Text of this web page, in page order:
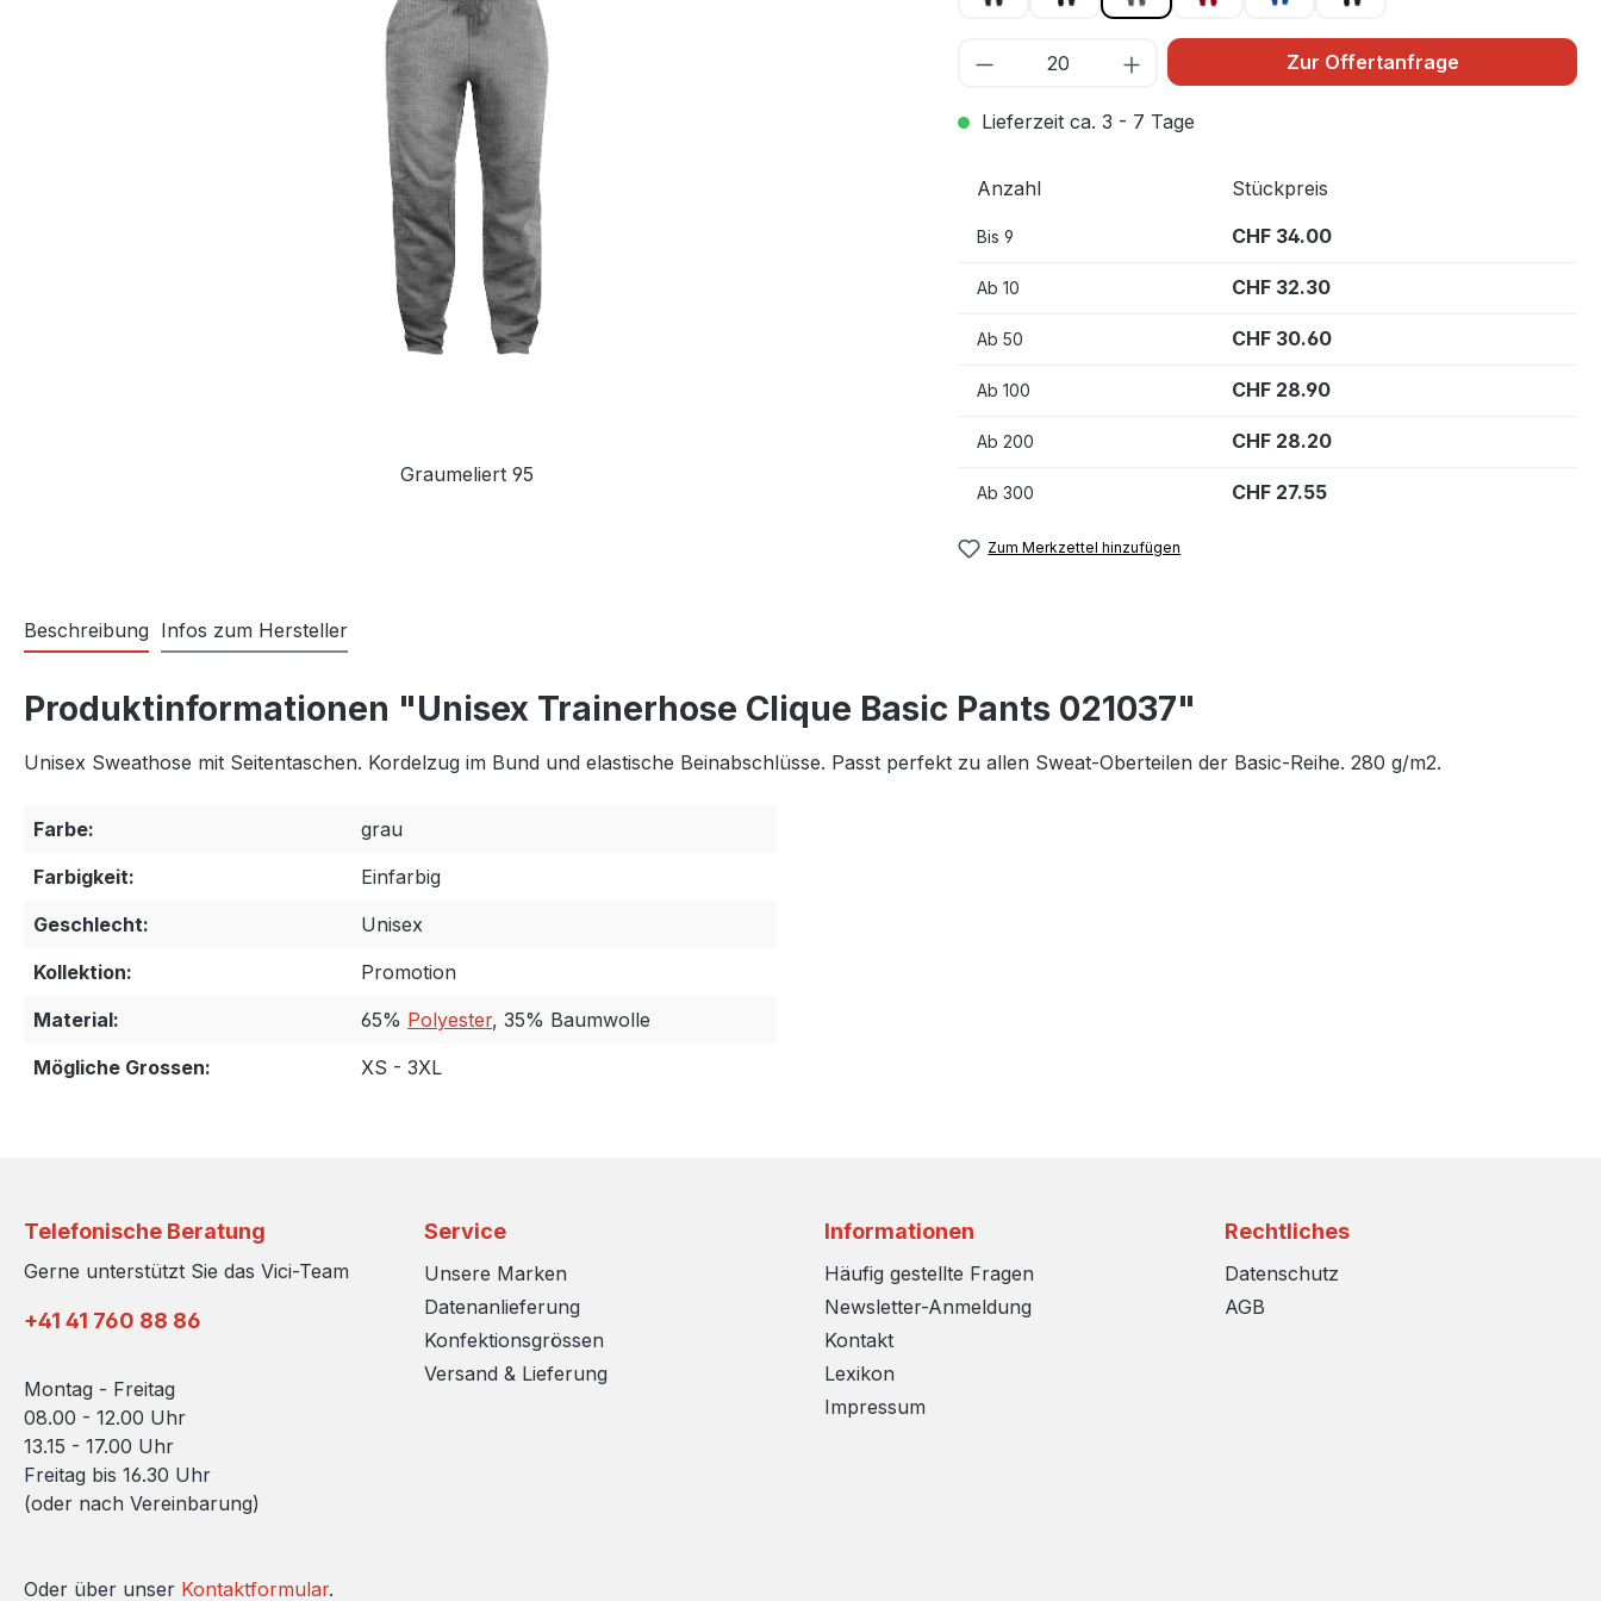
Graumeliert 95
Zur Offertanfrage
Lieferzeit ca. 3 - 7 Tage
Anzahl Stückpreis
Bis 9 CHF 34.00
Ab 10 CHF 32.30
Ab 50 CHF 30.60
Ab 100 CHF 28.90
Ab 200 CHF 28.20
Ab 300 CHF 27.55
Zum Merkzettel hinzufügen
Beschreibung Infos zum Hersteller
Produktinformationen "Unisex Trainerhose Clique Basic Pants 021037"
Unisex Sweathose mit Seitentaschen. Kordelzug im Bund und elastische Beinabschlüsse. Passt perfekt zu allen Sweat-Oberteilen der Basic-Reihe. 280 g/m2.
Farbe:
grau
Farbigkeit:
Einfarbig
Geschlecht:
Unisex
Kollektion:
Promotion
Material:
65% Polyester, 35% Baumwolle
Mögliche Grossen:
XS - 3XL
Telefonische Beratung
Gerne unterstützt Sie das Vici-Team
+41 41 760 88 86
Montag - Freitag
08.00 - 12.00 Uhr
13.15 - 17.00 Uhr
Freitag bis 16.30 Uhr
(oder nach Vereinbarung)
Oder über unser Kontaktformular.
Service
Unsere Marken
Datenanlieferung
Konfektionsgrössen
Versand & Lieferung
Informationen
Häufig gestellte Fragen
Newsletter-Anmeldung
Kontakt
Lexikon
Impressum
Rechtliches
Datenschutz
AGB